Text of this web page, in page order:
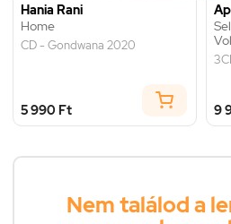
Hania Rani
Home
CD - Gondwana 2020
5 990 Ft 9
Nem találod a